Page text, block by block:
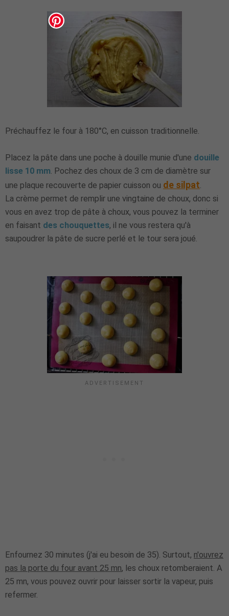
Préchauffez le four à 180°C, en cuisson traditionnelle.
Placez la pâte dans une poche à douille munie d'une douille
lisse 10 mm. Pochez des choux de 3 cm de diamètre sur
une plaque recouverte de papier cuisson ou de silpat.
La crème permet de remplir une vingtaine de choux, donc si
vous en avez trop de pâte à choux, vous pouvez la terminer
en faisant des chouquettes, il ne vous restera qu'à
saupoudrer la pâte de sucre perlé et le tour sera joué.
Enfournez 30 minutes (j'ai eu besoin de 35). Surtout, n'ouvrez
pas la porte du four avant 25 mn, les choux retomberaient. A
25 mn, vous pouvez ouvrir pour laisser sortir la vapeur, puis
refermer.